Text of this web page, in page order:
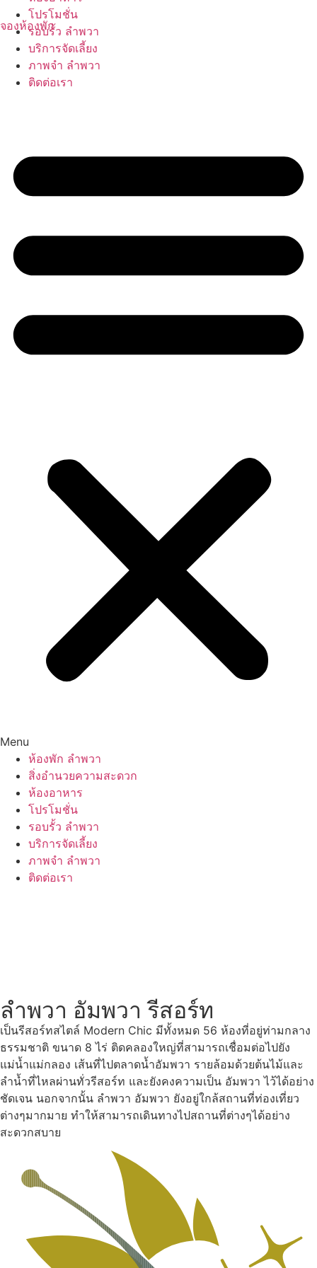
to
content
จองห้องพัก
โปรโมชั่น
รอบรั้ว ลำพวา
บริการจัดเลี้ยง
ภาพจำ ลำพวา
ติดต่อเรา
Menu
ห้องพัก ลำพวา
สิ่งอำนวยความสะดวก
ห้องอาหาร
โปรโมชั่น
รอบรั้ว ลำพวา
บริการจัดเลี้ยง
ภาพจำ ลำพวา
ติดต่อเรา
ลำพวา อัมพวา รีสอร์ท
เป็นรีสอร์ทสไตล์ Modern Chic มีทั้งหมด 56 ห้องที่อยู่ท่ามกลาง
ธรรมชาติ ขนาด 8 ไร่ ติดคลองใหญ่ที่สามารถเชื่อมต่อไปยัง
แม่น้ำแม่กลอง เส้นที่ไปตลาดน้ำอัมพวา รายล้อมด้วยต้นไม้และ
ลำน้ำที่ไหลผ่านทั่วรีสอร์ท และยังคงความเป็น อัมพวา ไว้ได้อย่าง
ชัดเจน นอกจากนั้น ลำพวา อัมพวา ยังอยู่ใกล้สถานที่ท่องเที่ยว
ต่างๆมากมาย ทำให้สามารถเดินทางไปสถานที่ต่างๆได้อย่าง
สะดวกสบาย